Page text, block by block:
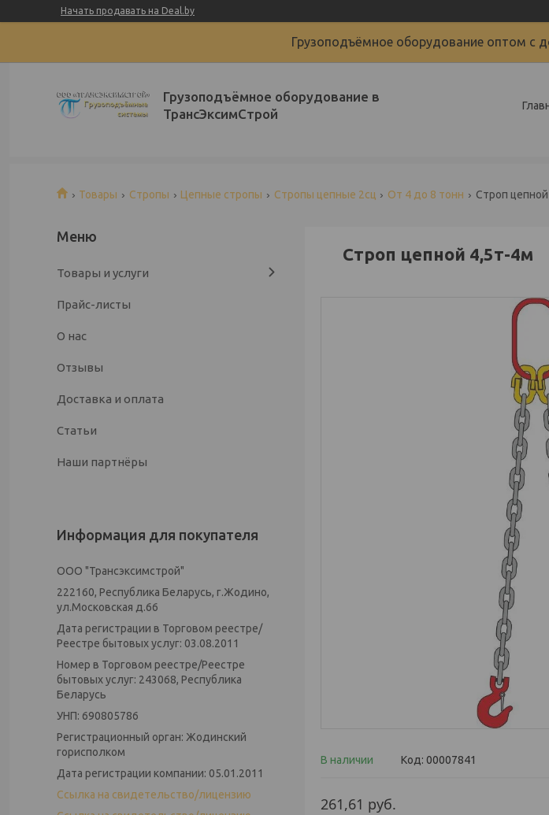
Начать продавать на Deal.by
Грузоподъёмное оборудование оптом с
Грузоподъёмное оборудование в
ТрансЭксимСтрой
Товары Стропы Цепные стропы Стропы цепные 2сц От 4 до 8 тонн Строп
Строп цепной 4,5т-4м
В наличии Код: 00007841
261,61 руб.
Товары и услуги
Прайс-листы
О нас
Отзывы
Доставка и оплата
Статьи
Наши партнёры
Информация для покупателя
ООО "Трансэксимстрой"
222160, Республика Беларусь, г.Жодино,
ул.Московская д.66
Дата регистрации в Торговом реестре/
Реестре бытовых услуг: 03.08.2011
Номер в Торговом реестре/Реестре
бытовых услуг: 243068, Республика
Беларусь
УНП: 690805786
Регистрационный орган: Жодинский
горисполком
Дата регистрации компании: 05.01.2011
Ссылка на свидетельство/лицензию